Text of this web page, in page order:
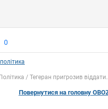
0
Тегеран пригрозив
Повернутися на головну